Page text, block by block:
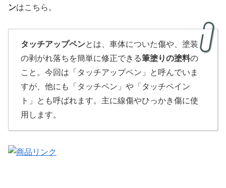
ンはこちら。
タッチアップペンとは、車体についた傷や、塗装
の剥がれ落ちを簡単に修正できる筆塗りの塗料の
こと。今回は「タッチアップペン」と呼んでいま
すが、他にも「タッチペン」や「タッチペイン
ト」とも呼ばれます。主に線傷やひっかき傷に使
用します。